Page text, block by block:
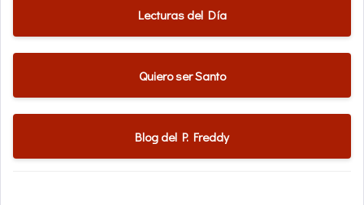
Lecturas del Día
Quiero ser Santo
Blog del P. Freddy